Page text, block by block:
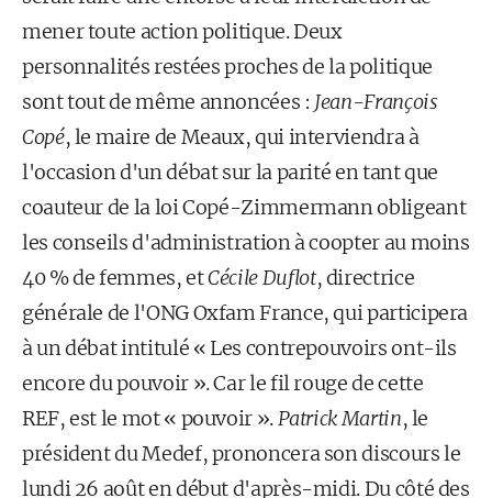
mener toute action politique. Deux
personnalités restées proches de la politique
sont tout de même annoncées : Jean-François
Copé, le maire de Meaux, qui interviendra à
l'occasion d'un débat sur la parité en tant que
coauteur de la loi Copé-Zimmermann obligeant
les conseils d'administration à coopter au moins
40 % de femmes, etCécile Duflot, directrice
générale de l'ONG Oxfam France, qui participera
à un débat intitulé « Les contrepouvoirs ont-ils
encore du pouvoir ». Car le fil rouge de cette
REF, est le mot « pouvoir ».Patrick Martin, le
président du Medef, prononcera son discours le
lundi 26 août en début d'après-midi. Du côté des